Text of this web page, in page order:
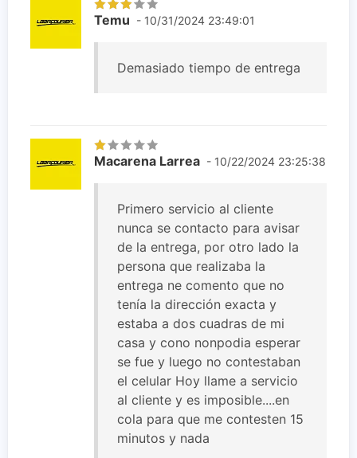
Temu - 10/31/2024 23:49:01
Demasiado tiempo de entrega
Macarena Larrea - 10/22/2024 23:25:38
Primero servicio al cliente
nunca se contacto para avisar
de la entrega, por otro lado la
persona que realizaba la
entrega ne comento que no
tenía la dirección exacta y
estaba a dos cuadras de mi
casa y cono nonpodia esperar
se fue y luego no contestaban
el celular Hoy llame a servicio
al cliente y es imposible....en
cola para que me contesten 15
minutos y nada